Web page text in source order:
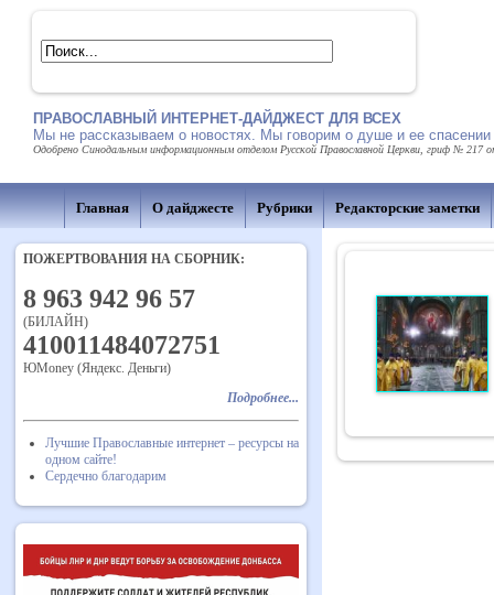
ПРАВОСЛАВНЫЙ ИНТЕРНЕТ-ДАЙДЖЕСТ ДЛЯ ВСЕХ
Мы не рассказываем о новостях. Мы говорим о душе и ее спасении
Одобрено Синодальным информационным отделом Русской Православной Церкви, гриф № 217
Главная О дайджесте Рубрики Редакторские заметки
ПОЖЕРТВОВАНИЯ НА СБОРНИК:
8 963 942 96 57
(БИЛАЙН)
410011484072751
ЮMoney (Яндекс. Деньги)
Подробнее...
Лучшие Православные интернет – ресурсы на
одном сайте!
Сердечно благодарим